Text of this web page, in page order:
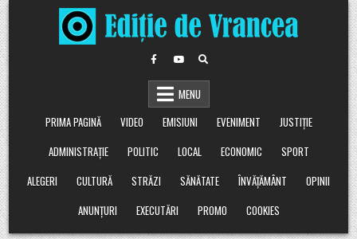
Skip
to
content
MENU
PRIMA PAGINĂ
VIDEO EMISIUNI EVENIMENT
JUSTIȚIE
ADMINISTRAȚIE
POLITIC LOCAL ECONOMIC
SPORT
ALEGERI
CULTURĂ STRĂZI SĂNĂTATE ÎNVĂȚĂMÂNT
OPINII
ANUNȚURI
EXECUTĂRI PROMO COOKIES